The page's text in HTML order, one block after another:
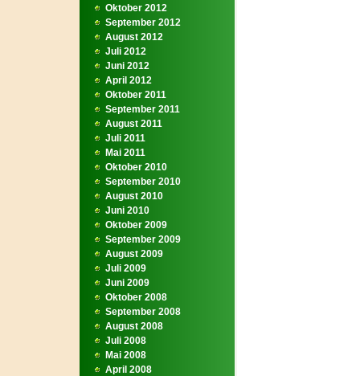
Oktober 2012
September 2012
August 2012
Juli 2012
Juni 2012
April 2012
Oktober 2011
September 2011
August 2011
Juli 2011
Mai 2011
Oktober 2010
September 2010
August 2010
Juni 2010
Oktober 2009
September 2009
August 2009
Juli 2009
Juni 2009
Oktober 2008
September 2008
August 2008
Juli 2008
Mai 2008
April 2008